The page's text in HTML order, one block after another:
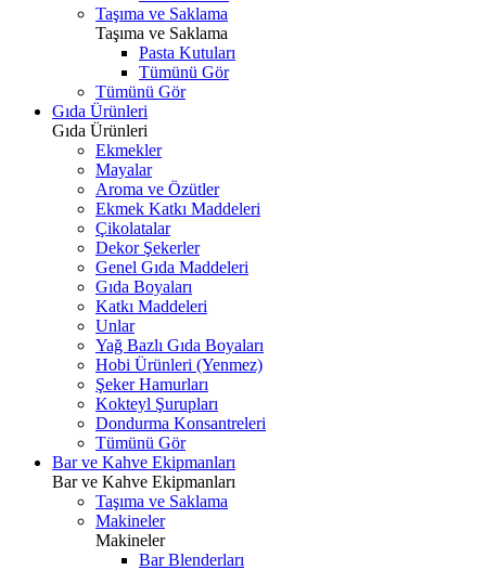
Taşıma ve Saklama
Taşıma ve Saklama
Pasta Kutuları
Tümünü Gör
Tümünü Gör
Gıda Ürünleri
Gıda Ürünleri
Ekmekler
Mayalar
Aroma ve Özütler
Ekmek Katkı Maddeleri
Çikolatalar
Dekor Şekerler
Genel Gıda Maddeleri
Gıda Boyaları
Katkı Maddeleri
Unlar
Yağ Bazlı Gıda Boyaları
Hobi Ürünleri (Yenmez)
Şeker Hamurları
Kokteyl Şurupları
Dondurma Konsantreleri
Tümünü Gör
Bar ve Kahve Ekipmanları
Bar ve Kahve Ekipmanları
Taşıma ve Saklama
Makineler
Makineler
Bar Blenderları